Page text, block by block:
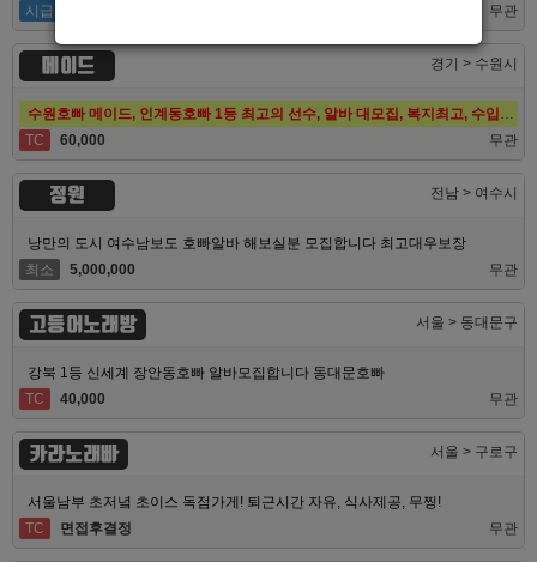
시급
무관
메이드 경기 > 수원시
수원호빠 메이드, 인계동호빠 1등 최고의 선수, 알바 대모집, 복지최고, 수입최고
TC
60,000 무관
정원 전남 > 여수시
낭만의 도시 여수남보도 호빠알바 해보실분 모집합니다 최고대우보장
최소
5,000,000 무관
고등어노래방 서울 > 동대문구
강북 1등 신세계 장안동호빠 알바모집합니다 동대문호빠
TC
40,000 무관
카라노래빠 서울 > 구로구
서울남부 초저녘 초이스 독점가게! 퇴근시간 자유, 식사제공, 무찡!
TC
면접후결정 무관